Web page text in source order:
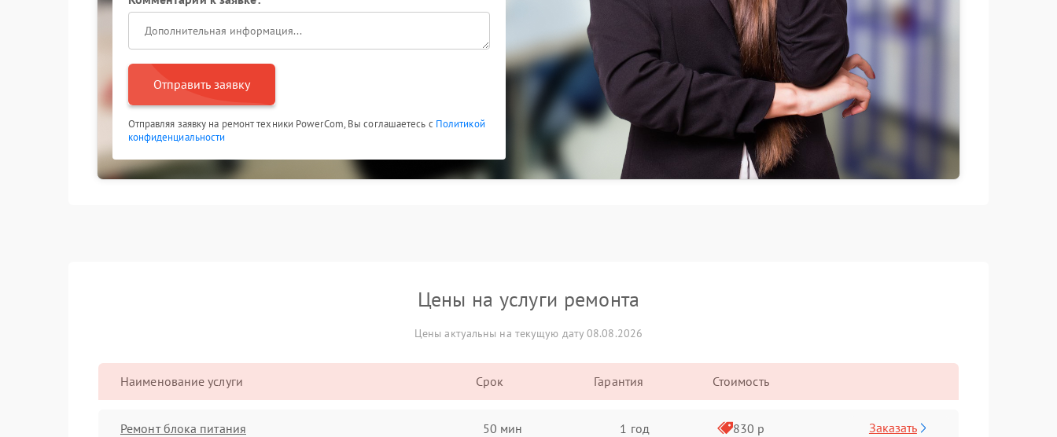
Отправить заявку
Отправляя заявку на ремонт техники PowerCom, Вы соглашаетесь с Политикой
конфиденциальности
Цены на услуги ремонта
Цены актуальны на текущую дату 08.08.2026
Наименование услуги Срок Гарантия Стоимость
Ремонт блока питания 50 мин 1 год 830 р Заказать